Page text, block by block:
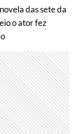
das sete da
o ator fez